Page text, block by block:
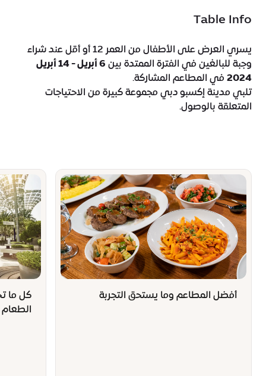
Table Info
يسري العرض على الأطفال من العمر 12 أو أقل عند شراء
وجبة للبالغين في الفترة الممتدة بين
6 أبريل - 14 أبريل
2024 في المطاعم المشاركة.
تلبي مدينة إكسبو دبي مجموعة كبيرة من الاحتياجات
المتعلقة بالوصول.
أفضل المطاعم وما يستحق التجربة
كل ما